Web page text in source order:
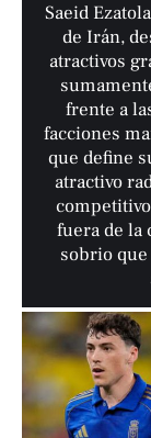
Saeid
de Irán,
atractivos
frente a
facciones
que define
atractivo
fuera de la
sobrio